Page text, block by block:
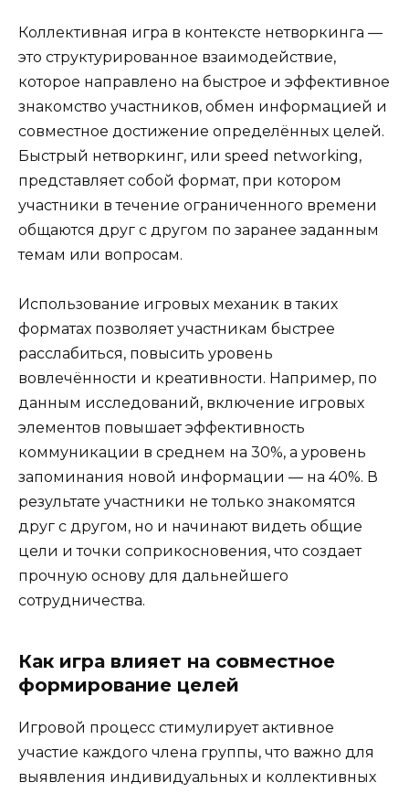
Коллективная игра в контексте нетворкинга —
это структурированное взаимодействие,
которое направлено на быстрое и эффективное
знакомство участников, обмен информацией и
совместное достижение определённых целей.
Быстрый нетворкинг, или speed networking,
представляет собой формат, при котором
участники в течение ограниченного времени
общаются друг с другом по заранее заданным
темам или вопросам.
Использование игровых механик в таких
форматах позволяет участникам быстрее
расслабиться, повысить уровень
вовлечённости и креативности. Например, по
данным исследований, включение игровых
элементов повышает эффективность
коммуникации в среднем на 30%, а уровень
запоминания новой информации — на 40%. В
результате участники не только знакомятся
друг с другом, но и начинают видеть общие
цели и точки соприкосновения, что создает
прочную основу для дальнейшего
сотрудничества.
Как игра влияет на совместное
формирование целей
Игровой процесс стимулирует активное
участие каждого члена группы, что важно для
выявления индивидуальных и коллективных